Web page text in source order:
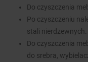
Do czyszczenia
Po czyszczeniu
stali nierdzewnych.
Do czyszczenia
do srebra,